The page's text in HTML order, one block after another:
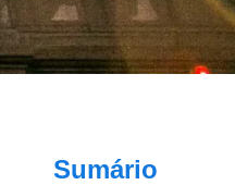
Sumário